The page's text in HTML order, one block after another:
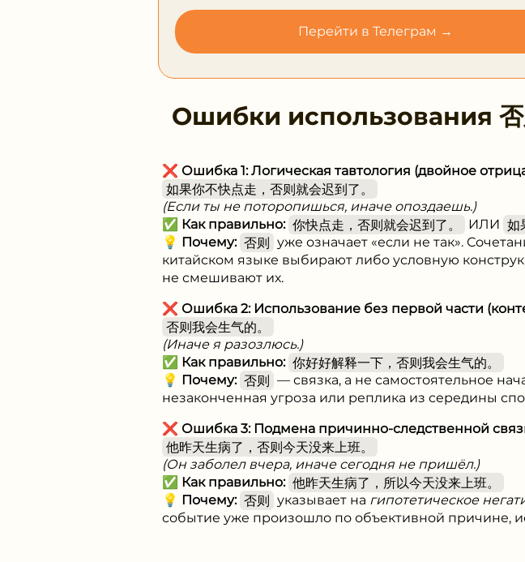
Перейти в Телеграм →
Ошибки использования
❌ Ошибка 1: Логическая тавтология (двойное
如果你不快点走，否则就会迟到了。
(Если ты не поторопишься, иначе опоздаешь.)
✅ Как правильно: 你快点走，否则就会迟到了。 ИЛИ 如
💡 Почему: 否则 уже означает «если не так».
китайском языке выбирают либо условную
не смешивают их.
❌ Ошибка 2: Использование без первой части
否则我会生气的。
(Иначе я разозлюсь.)
✅ Как правильно: 你好好解释一下，否则我会生气的。
💡 Почему: 否则 — связка, а не самостоятельное
незаконченная угроза или реплика из середины
❌ Ошибка 3: Подмена причинно-следственной
他昨天生病了，否则今天没来上班。
(Он заболел вчера, иначе сегодня не пришёл.)
✅ Как правильно: 他昨天生病了，所以今天没来上班。
💡 Почему: 否则 указывает на гипотетическое
событие уже произошло по объективной причине,